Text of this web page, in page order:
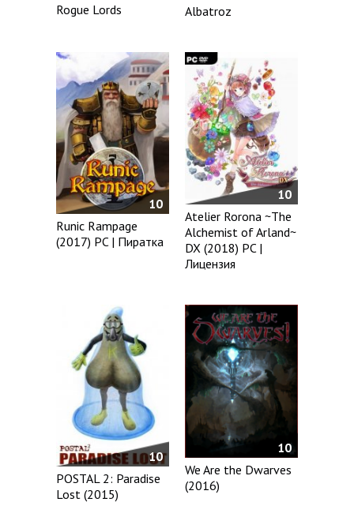
Rogue Lords
Albatroz
10
Runic Rampage
(2017) PC | Пиратка
10
Atelier Rorona ~The
Alchemist of Arland~
DX (2018) PC |
Лицензия
10
POSTAL 2: Paradise
Lost (2015)
10
We Are the Dwarves
(2016)